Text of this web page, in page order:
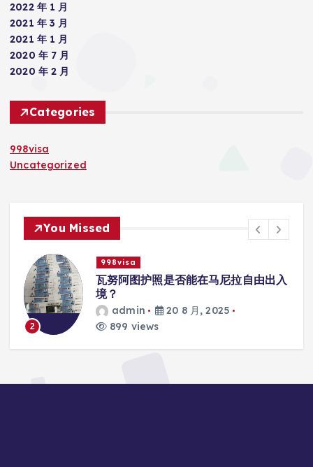
2022 年 1 月
2021 年 3 月
2021 年 1 月
2020 年 7 月
2020 年 2 月
Categories
998visa
Uncategorized
You Missed
2
998visa
瓦努阿图护照是否能在马尼拉自由出入
境？
admin
20 8 月, 2025
899 views